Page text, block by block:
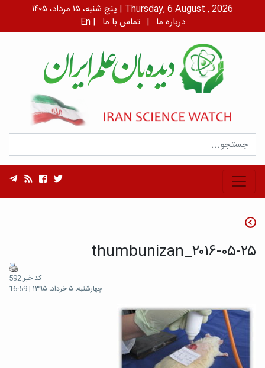
پنج شنبه، ۱۵ مرداد، ۱۴۰۵ | Thursday, 6 August , 2026
En | درباره ما | تماس با ما
۲۰۱۶-۰۵-۲۵_thumbunizan
کد خبر:592
چهارشنبه، ۵ خرداد، ۱۳۹۵ | 16:59